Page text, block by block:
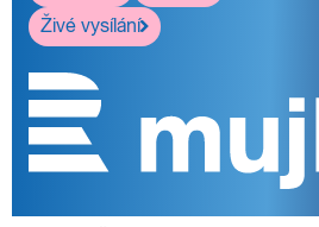
Živé vysílání